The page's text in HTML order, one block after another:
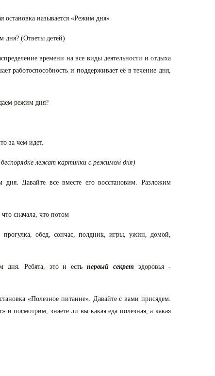
остановка называется «Режим дня»
дня? (Ответы детей)
времени на все виды деятельности и отдыха
работоспособность и поддерживает её в течение дня,
режим дня?
за чем идет.
лежат картинки с режимом дня)
Давайте все вместе его восстановим. Разложим
сначала, что потом
прогулка, обед, сончас, полдник, игры, ужин, домой,
дня. Ребята, это и естьпервый секрет здоровья -
«Полезное питание». Давайте с вами присядем.
и посмотрим, знаете ли вы какая еда полезная, а какая